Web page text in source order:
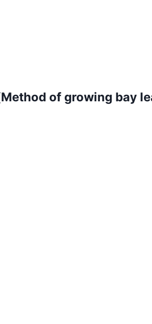
(Method of growing bay